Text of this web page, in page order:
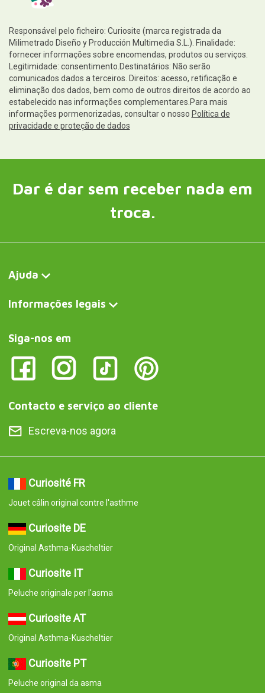
Responsável pelo ficheiro: Curiosite (marca registrada da
Milimetrado Diseño y Producción Multimedia S.L.). Finalidade:
fornecer informações sobre encomendas, produtos ou serviços.
Legitimidade: consentimento.Destinatários: Não serão
comunicados dados a terceiros. Direitos: acesso, retificação e
eliminação dos dados, bem como de outros direitos de acordo ao
estabelecido nas informações complementares.Para mais
informações pormenorizadas, consultar o nosso Política de
privacidade e proteção de dados
Dar é dar sem receber nada em
troca.
Ajuda
Informações legais
Siga-nos em
Contacto e serviço ao cliente
Escreva-nos agora
Curiosité FR
Jouet câlin original contre l'asthme
Curiosite DE
Original Asthma-Kuscheltier
Curiosite IT
Peluche originale per l'asma
Curiosite AT
Original Asthma-Kuscheltier
Curiosite PT
Peluche original da asma